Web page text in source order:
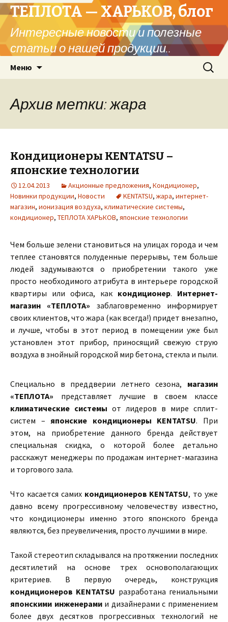
ТЕПЛОТА — ХАРЬКОВ, блог
Интересные новости и полезные
статьи о нашей продукции..
Меню Найти:
Архив метки: жара
Кондиционеры KENTATSU –
японские технологии
12.04.2013 Акционные предложения, Кондиционер,
Новинки продукции, Новости KENTATSU, жара, интернет-
магазин, ионизация воздуха, климатические системы,
кондиционер, ТЕПЛОТА ХАРЬКОВ, японские технологии
Чем больше зелени становиться на улицах города и чем
теплее становятся полуденные перерывы, тем больше
людей задумываются о приобретении такого уже
просто необходимого атрибута в интерьере городской
квартиры или офиса, как кондиционер. Интернет-
магазин «ТЕПЛОТА» заблаговременно информирует
своих клиентов, что жара (как всегда!) придет внезапно,
и лучше, чтобы в этот период в помещении уже был
установлен этот прибор, приносящий свежую струю
воздуха в знойный городской мир бетона, стекла и пыли.
Специально в преддверии летнего сезона, магазин
«ТЕПЛОТА» представляет лучшие в своем классе
климатические системы от лидеров в мире сплит-
систем –японские кондиционеры KENTATSU. При
этом, на приобретение данного бренда действует
специальная скидка, о которой более детально
расскажут менеджеры по продажам интернет-магазина
и торгового зала.
Что касается самих кондиционеров KENTATSU, то уже
давно всему прогрессивному человечеству известно,
что кондиционеры именно этого японского бренда
являются, без преувеличения, просто лучшими в мире.
Такой стереотип складывался на протяжении последних
десятилетий на основе трех основополагающих
критериев. В первую очередь, конструкция
кондиционеров KENTATSU разработана гениальными
японскими инженерамии дизайнерами с применением
более двух десятков прогрессивных технологий не